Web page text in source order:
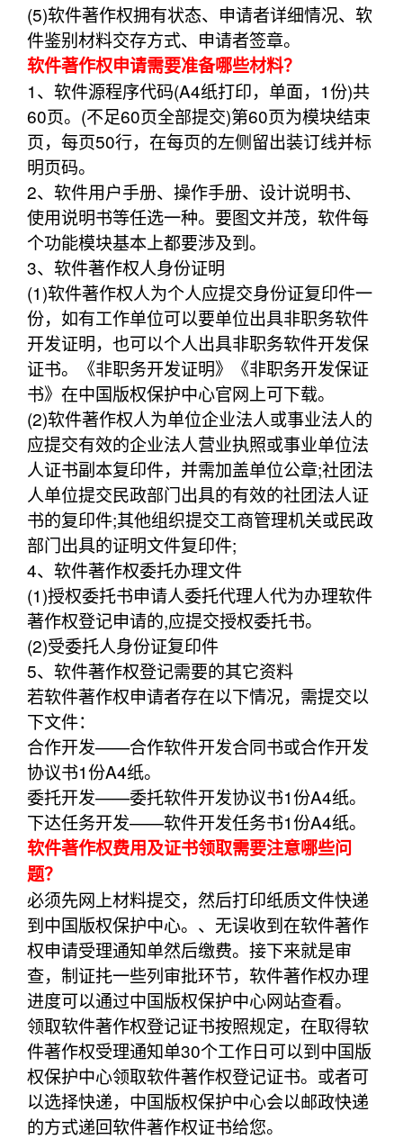
(5)软件著作权拥有状态、申请者详细情况、软
件鉴别材料交存方式、申请者签章。
软件著作权申请需要准备哪些材料？
1、软件源程序代码(A4纸打印，单面，1份)共
60页。(不足60页全部提交)第60页为模块结束
页，每页50行，在每页的左侧留出装订线并标
明页码。
2、软件用户手册、操作手册、设计说明书、
使用说明书等任选一种。要图文并茂，软件每
个功能模块基本上都要涉及到。
3、软件著作权人身份证明
(1)软件著作权人为个人应提交身份证复印件一
份，如有工作单位可以要单位出具非职务软件
开发证明，也可以个人出具非职务软件开发保
证书。《非职务开发证明》《非职务开发保证
书》在中国版权保护中心官网上可下载。
(2)软件著作权人为单位企业法人或事业法人的
应提交有效的企业法人营业执照或事业单位法
人证书副本复印件，并需加盖单位公章;社团法
人单位提交民政部门出具的有效的社团法人证
书的复印件;其他组织提交工商管理机关或民政
部门出具的证明文件复印件;
4、软件著作权委托办理文件
(1)授权委托书申请人委托代理人代为办理软件
著作权登记申请的,应提交授权委托书。
(2)受委托人身份证复印件
5、软件著作权登记需要的其它资料
若软件著作权申请者存在以下情况，需提交以
下文件：
合作开发——合作软件开发合同书或合作开发
协议书1份A4纸。
委托开发——委托软件开发协议书1份A4纸。
下达任务开发——软件开发任务书1份A4纸。
软件著作权费用及证书领取需要注意哪些问
题？
必须先网上材料提交，然后打印纸质文件快递
到中国版权保护中心。、无误收到在软件著作
权申请受理通知单然后缴费。接下来就是审
查，制证扥一些列审批环节，软件著作权办理
进度可以通过中国版权保护中心网站查看。
领取软件著作权登记证书按照规定，在取得软
件著作权受理通知单30个工作日可以到中国版
权保护中心领取软件著作权登记证书。或者可
以选择快递，中国版权保护中心会以邮政快递
的方式递回软件著作权证书给您。